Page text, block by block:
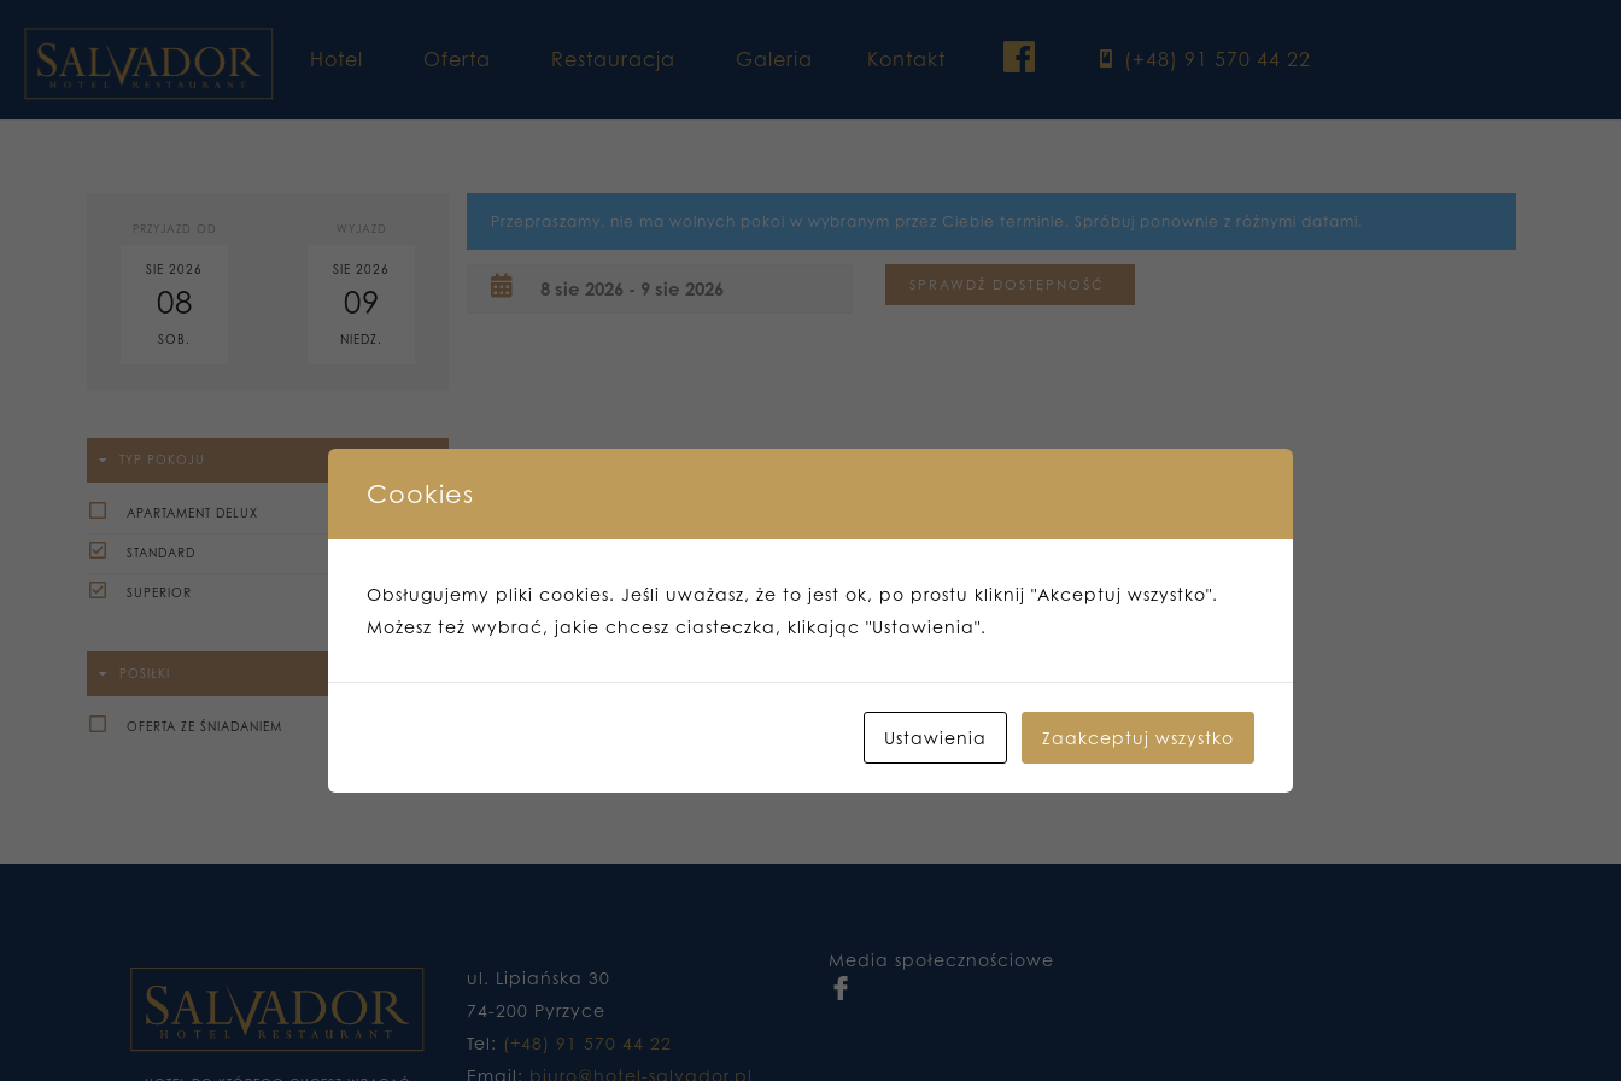
Hotel Oferta Restauracja Galeria Kontakt facebook(+48) 91 570 44 22
PRZYJAZD OD
SIE 2026
08
SOB.
WYJAZD
SIE 2026
09
NIEDZ.
TYP POKOJU
APARTAMENT DELUX
STANDARD
SUPERIOR
POSIŁKI
OFERTA ZE ŚNIADANIEM
Przepraszamy, nie ma wolnych pokoi w wybranym przez Ciebie terminie. Spróbuj ponownie z różnymi datami.
ul. Lipiańska 30
74-200 Pyrzyce
Tel: (+48) 91 570 44 22
Email: biuro@hotel-salvador.pl
Media społecznościowe
Cookies
Obsługujemy pliki cookies. Jeśli uważasz, że to jest ok, po prostu kliknij "Akceptuj wszystko".
Możesz też wybrać, jakie chcesz ciasteczka, klikając "Ustawienia".
Ustawienia Zaakceptuj wszystko